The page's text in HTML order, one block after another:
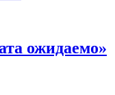
ожидаемо»